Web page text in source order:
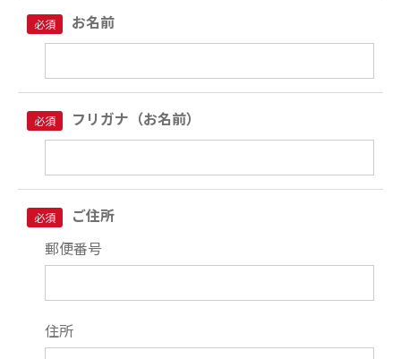
必須 お名前
必須 フリガナ（お名前）
必須
ご住所
郵便番号
住所